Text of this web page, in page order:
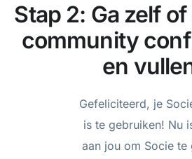
Stap 2: Ga zelf
community
en
Gefeliciteerd, je
is te gebruiken! Nu
aan jou om Socie te